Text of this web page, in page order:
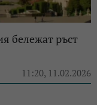
бележат ръст
11:20, 11.02.2026